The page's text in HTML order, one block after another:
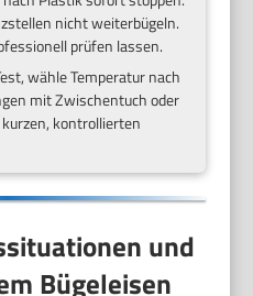
nicht weiterbügeln.
prüfen lassen.
wähle Temperatur nach
mit Zwischentuch oder
kontrollierten
und
Bügeleisen